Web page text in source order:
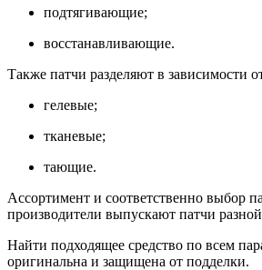
подтягивающие;
восстанавливающие.
Также патчи разделяют в зависимости
гелевые;
тканевые;
тающие.
Ассортимент и соответственно выбор
производители выпускают патчи
Найти подходящее средство по всем
оригинальна и защищена от подделки.